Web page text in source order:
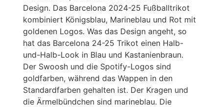
Design. Das Barcelona 2024-25 Fußballtrikot
kombiniert Königsblau, Marineblau und Rot mit
goldenen Logos. Was das Design angeht, so
hat das Barcelona 24-25 Trikot einen Halb-
und-Halb-Look in Blau und Kastanienbraun.
Der Swoosh und die Spotify-Logos sind
goldfarben, während das Wappen in den
Standardfarben gehalten ist. Der Kragen und
die Ärmelbündchen sind marineblau. Die